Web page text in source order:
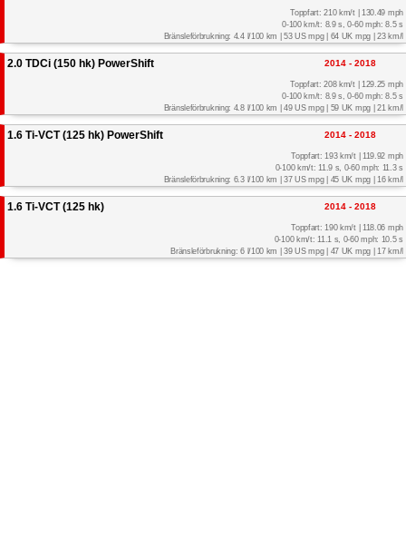
Toppfart: 210 km/t | 130.49 mph
0-100 km/t: 8.9 s, 0-60 mph: 8.5 s
Bränsleförbrukning: 4.4 l/100 km | 53 US mpg | 64 UK mpg | 23 km/l
2.0 TDCi (150 hk) PowerShift 2014 - 2018
Toppfart: 208 km/t | 129.25 mph
0-100 km/t: 8.9 s, 0-60 mph: 8.5 s
Bränsleförbrukning: 4.8 l/100 km | 49 US mpg | 59 UK mpg | 21 km/l
1.6 Ti-VCT (125 hk) PowerShift 2014 - 2018
Toppfart: 193 km/t | 119.92 mph
0-100 km/t: 11.9 s, 0-60 mph: 11.3 s
Bränsleförbrukning: 6.3 l/100 km | 37 US mpg | 45 UK mpg | 16 km/l
1.6 Ti-VCT (125 hk) 2014 - 2018
Toppfart: 190 km/t | 118.06 mph
0-100 km/t: 11.1 s, 0-60 mph: 10.5 s
Bränsleförbrukning: 6 l/100 km | 39 US mpg | 47 UK mpg | 17 km/l